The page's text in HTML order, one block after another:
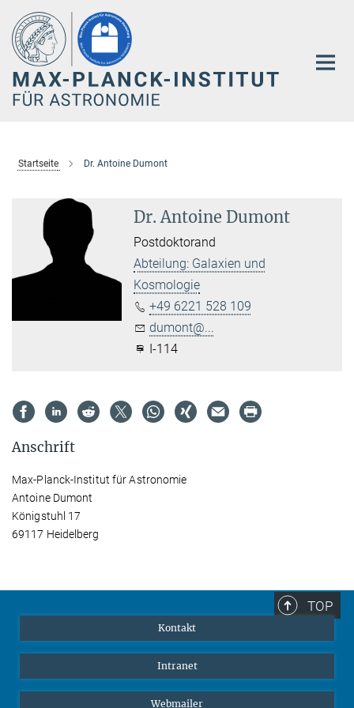
Hauptinhalt
Startseite Dr. Antoine Dumont
Dr. Antoine Dumont
Postdoktorand
Abteilung: Galaxien und
Kosmologie
+49 6221 528 109
dumont@...
I-114
Anschrift
Max-Planck-Institut für Astronomie
Antoine Dumont
Königstuhl 17
69117 Heidelberg
TOP
Kontakt
Intranet
Webmailer